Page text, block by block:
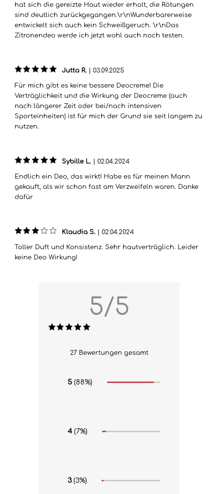
hat sich die gereizte Haut wieder erholt, die Rötungen
sind deutlich zurückgegangen.\r\nWunderbarerweise
entwickelt sich auch kein Schweißgeruch. \r\nDas
Zitronendeo werde ich jetzt wohl auch noch testen.
Jutta R. | 03.09.2025
Für mich gibt es keine bessere Deocreme! Die
Verträglichkeit und die Wirkung der Deocreme (auch
nach längerer Zeit oder bei/nach intensiven
Sporteinheiten) ist für mich der Grund sie seit langem zu
nutzen.
Sybille L. | 02.04.2024
Endlich ein Deo, das wirkt! Habe es für meinen Mann
gekauft, als wir schon fast am Verzweifeln waren. Danke
dafür
Klaudia S. | 02.04.2024
Toller Duft und Konsistenz. Sehr hautverträglich. Leider
keine Deo Wirkung!
5/5
27 Bewertungen gesamt
5 (88%)
4(7%)
3(3%)